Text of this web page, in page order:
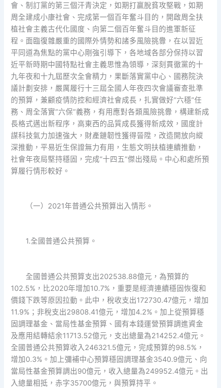
會、制訂黨的第三個汗青決定，如期打贏脫貧攻堅戰，如期
周全建成小康社會、完成第一個百年奮斗目的，開啟周全扶
植社會主義古代化國度、向第二個百年奮斗目的進軍新征
程。面臨復雜嚴重的國際外情勢和諸多風險挑釁，在以習近
平同道為焦點的黨中心剛強引導下，各地域各部分保持以習
近平新時期中國特點社會主義思惟為領導，深刻貫徹黨的十
九年夜和十九屆歷次全會精力，果斷落實黨中心、國務院決
議計劃安排，嚴厲履行十三屆全國人年夜四次會議審查批準
的預算，兼顧疫情防控和經濟社會成長，扎實做好“六穩”任
務、周全落實“六保”義務，有用應對各類風險挑釁，構建新成
長格式邁出新程序，高東西的品質成長獲得新成效，國度計
謀科技氣力加速強大，財產鏈韌性獲得晉陞，改造開放向縱
深推動，平易近生保證無力有用，生態文明扶植連續推動，
社會年夜局堅持穩固，完成“十四五”傑出殘局。中心和處所預
算履行情形較好。
（一）2021年普通公共預算出入情形。
1.全國普通公共預算。
全國普通公共預算支出202538.88億元，為預算的
102.5%，比2020年增加10.7%，重要是經濟連續穩固恢復和
價錢下跌等原因拉動。此中，稅收支出172730.47億元，增加
11.9%；非稅支出29808.41億元，增加4.2%。加上從預算穩
固調理基金、當局性基金預算、國有本錢運營預算調進資金
及應用結轉結余11713.52億元，支出總量為214252.4億元。
全國普通公共預算收入246321.5億元，完成預算的98.5%，
增加0.3%。加上彌補中心預算穩固調理基金3540.9億元、向
當局性基金預算調出90億元，收入總量為249952.4億元。出
入總量相抵，赤字35700億元，與預算持平。